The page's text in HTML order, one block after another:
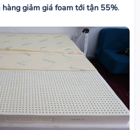
hàng giảm giá foam tới tận 55%.